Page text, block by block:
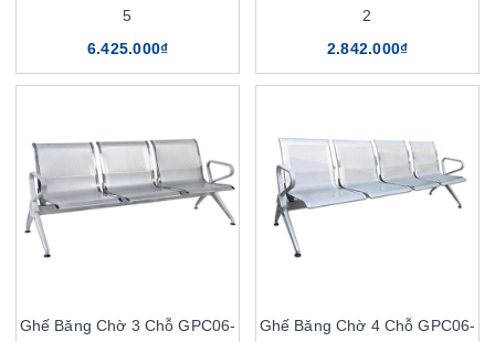
5
6.425.000₫
2
2.842.000₫
Ghế Băng Chờ 3 Chỗ GPC06-
Ghế Băng Chờ 4 Chỗ GPC06-